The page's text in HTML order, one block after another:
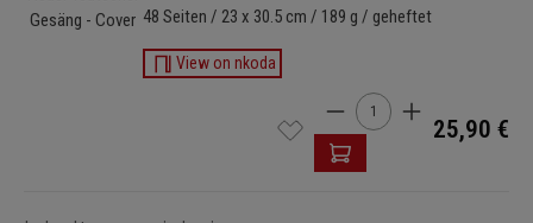
48 Seiten / 23 x 30.5 cm / 189 g / geheftet
View on nkoda
Produkt Anzahl: Gib
25,90 €